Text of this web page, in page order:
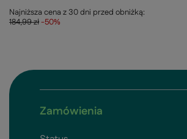
Najniższa cena z 30 dni przed obniżką:
184,99 zł-50%
Zamówienia